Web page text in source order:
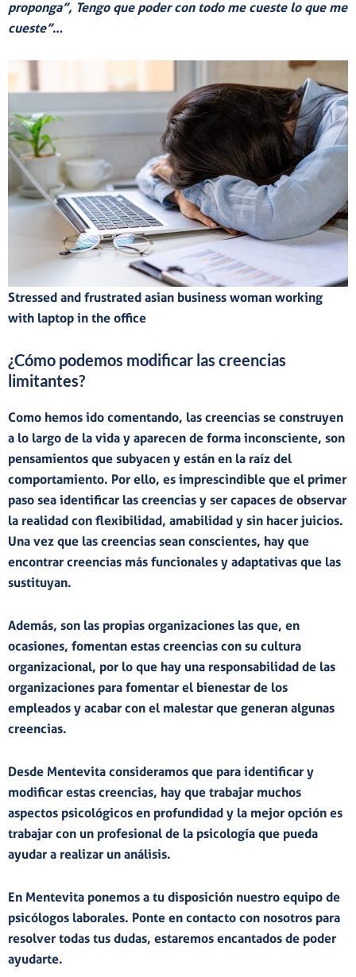
proponga”, Tengo que poder con todo me cueste lo que me
cueste”…
Stressed and frustrated asian business woman working
with laptop in the office
¿Cómo podemos modificar las creencias
limitantes?
Como hemos ido comentando, las creencias se construyen
a lo largo de la vida y aparecen de forma inconsciente, son
pensamientos que subyacen y están en la raíz del
comportamiento. Por ello, es imprescindible que el primer
paso sea identificar las creencias y ser capaces de observar
la realidad con flexibilidad, amabilidad y sin hacer juicios.
Una vez que las creencias sean conscientes, hay que
encontrar creencias más funcionales y adaptativas que las
sustituyan.
Además, son las propias organizaciones las que, en
ocasiones, fomentan estas creencias con su cultura
organizacional, por lo que hay una responsabilidad de las
organizaciones para fomentar el bienestar de los
empleados y acabar con el malestar que generan algunas
creencias.
Desde Mentevita consideramos que para identificar y
modificar estas creencias, hay que trabajar muchos
aspectos psicológicos en profundidad y la mejor opción es
trabajar con un profesional de la psicología que pueda
ayudar a realizar un análisis.
En Mentevita ponemos a tu disposición nuestro equipo de
psicólogos laborales. Ponte en contacto con nosotros para
resolver todas tus dudas, estaremos encantados de poder
ayudarte.